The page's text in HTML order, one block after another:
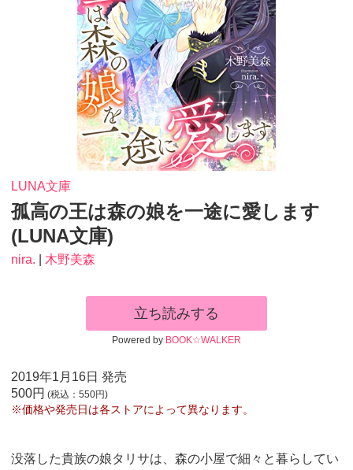
LUNA文庫
孤高の王は森の娘を一途に愛します
(LUNA文庫)
nira. 木野美森
立ち読みする
Powered by BOOK☆WALKER
2019年1月16日 発売
500円 (税込：550円)
※価格や発売日は各ストアによって異なります。
没落した貴族の娘タリサは、森の小屋で細々と暮らしてい